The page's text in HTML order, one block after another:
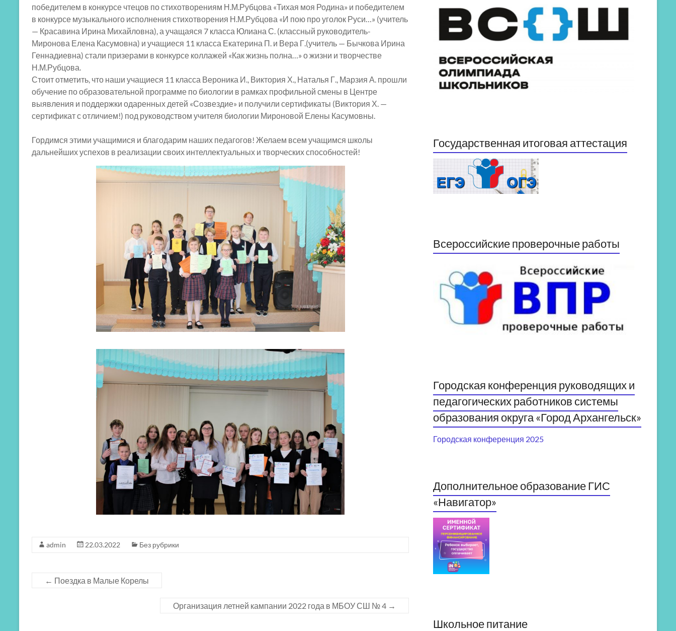
победителем в конкурсе чтецов по стихотворениям Н.М.Рубцова «Тихая моя Родина» и победителем
в конкурсе музыкального исполнения стихотворения Н.М.Рубцова «И пою про уголок Руси…» (учитель
— Красавина Ирина Михайловна), а учащаяся 7 класса Юлиана С. (классный руководитель-
Миронова Елена Касумовна) и учащиеся 11 класса Екатерина П. и Вера Г.(учитель — Бычкова Ирина
Геннадиевна) стали призерами в конкурсе коллажей «Как жизнь полна…» о жизни и творчестве
Н.М.Рубцова.
Стоит отметить, что наши учащиеся 11 класса Вероника И., Виктория Х., Наталья Г., Марзия А. прошли
обучение по образовательной программе по биологии в рамках профильной смены в Центре
выявления и поддержки одаренных детей «Созвездие» и получили сертификаты (Виктория Х. —
сертификат с отличием!) под руководством учителя биологии Мироновой Елены Касумовны.
Гордимся этими учащимися и благодарим наших педагогов! Желаем всем учащимся школы
дальнейших успехов в реализации своих интеллектуальных и творческих способностей!
admin 22.03.2022 Без рубрики
← Поездка в Малые Корелы
Организация летней кампании 2022 года в МБОУ СШ № 4 →
Государственная итоговая аттестация
Всероссийские проверочные работы
Городская конференция руководящих и
педагогических работников системы
образования округа «Город Архангельск»
Городская конференция 2025
Дополнительное образование ГИС
«Навигатор»
Школьное питание